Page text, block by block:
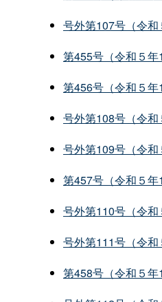
号外第107号（令和
第455号（令和５年
第456号（令和５年
号外第108号（令和
号外第109号（令和
第457号（令和５年
号外第110号（令和
号外第111号（令和
第458号（令和５年